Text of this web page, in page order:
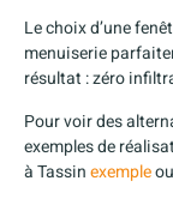
Le choix d’une
menuiserie
résultat : zéro
Pour voir des
exemples de
à Tassinexemple